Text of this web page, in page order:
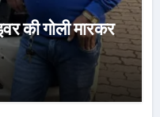
की गोली मारकर